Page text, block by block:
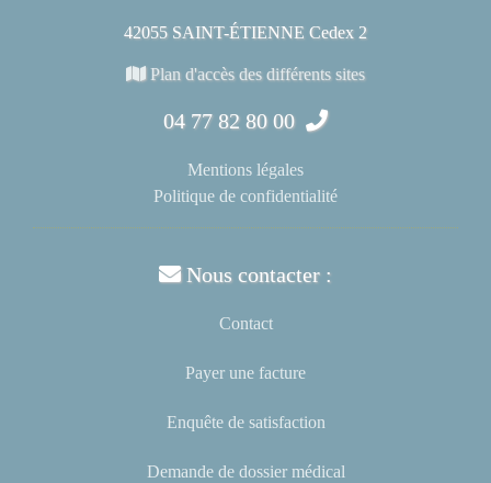
42055 SAINT-ÉTIENNE Cedex 2
Plan d'accès des différents sites
04 77 82 80 00
Mentions légales
Politique de confidentialité
Nous contacter :
Contact
Payer une facture
Enquête de satisfaction
Demande de dossier médical